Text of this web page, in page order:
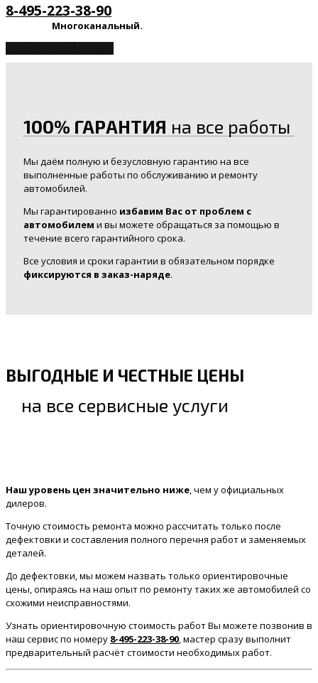
8-495-223-38-90
Многоканальный.
100% ГАРАНТИЯ на все работы
Мы даём полную и безусловную гарантию на все
выполненные работы по обслуживанию и ремонту
автомобилей.
Мы гарантированно избавим Вас от проблем с
автомобилем и вы можете обращаться за помощью в
течение всего гарантийного срока.
Все условия и сроки гарантии в обязательном порядке
фиксируются в заказ-наряде.
ВЫГОДНЫЕ И ЧЕСТНЫЕ ЦЕНЫ
на все сервисные услуги
Наш уровень цен значительно ниже , чем у официальных
дилеров.
Точную стоимость ремонта можно рассчитать только после
дефектовки и составления полного перечня работ и заменяемых
деталей.
До дефектовки, мы можем назвать только ориентировочные
цены, опираясь на наш опыт по ремонту таких же автомобилей со
схожими неисправностями.
Узнать ориентировочную стоимость работ Вы можете позвонив в
наш сервис по номеру 8-495-223-38-90 , мастер сразу выполнит
предварительный расчёт стоимости необходимых работ.